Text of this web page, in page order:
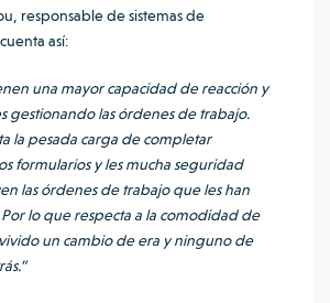
responsable de sistemas de
así:
una mayor capacidad de reacción y
gestionando las órdenes de trabajo.
la pesada carga de completar
formularios y les mucha seguridad
las órdenes de trabajo que les han
Por lo que respecta a la comodidad de
un cambio de era y ninguno de